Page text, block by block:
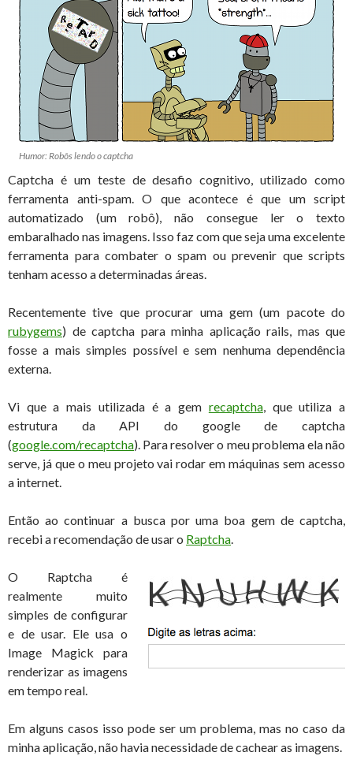
Humor: Robôs lendo o captcha
Captcha é um teste de desafio cognitivo, utilizado como
ferramenta anti-spam. O que acontece é que um script
automatizado (um robô), não consegue ler o texto
embaralhado nas imagens. Isso faz com que seja uma excelente
ferramenta para combater o spam ou prevenir que scripts
tenham acesso a determinadas áreas.
Recentemente tive que procurar uma gem (um pacote do
rubygems) de captcha para minha aplicação rails, mas que
fosse a mais simples possível e sem nenhuma dependência
externa.
Vi que a mais utilizada é a gem recaptcha, que utiliza a
estrutura da API do google de captcha
(google.com/recaptcha). Para resolver o meu problema ela não
serve, já que o meu projeto vai rodar em máquinas sem acesso
a internet.
Então ao continuar a busca por uma boa gem de captcha,
recebi a recomendação de usar o Raptcha.
O Raptcha é
realmente muito
simples de configurar
e de usar. Ele usa o
Image Magick para
renderizar as imagens
em tempo real.
Em alguns casos isso pode ser um problema, mas no caso da
minha aplicação, não havia necessidade de cachear as imagens.